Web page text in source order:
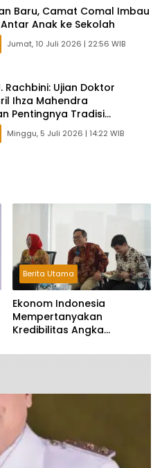
Baru, Camat Comal Imbau
Anak ke Sekolah
Jumat, 10 Juli 2026 | 22:56 WIB
Rachbini: Ujian Doktor
Ihza Mahendra
Pentingnya Tradisi
Politik
Minggu, 5 Juli 2026 | 14:22 WIB
Berita Utama
Ekonom Indonesia
Mempertanyakan
Kredibilitas Angka
Tumbuh Tapi Rapuh